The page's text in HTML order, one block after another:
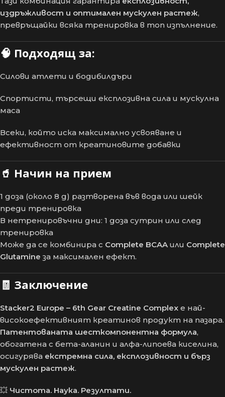
издръжливост и оптимален мускулен растеж,
превръщайки всяка тренировка в топ изпълнение.
🧠 Подходящ за:
Силови атлети и бодибилдъри
Спортисти, търсещи експлозивна сила и мускулна
маса
Всеки, който иска максимално усвояване и
ефективност от креатиновите добавки
🥤 Начин на прием
1 доза (около 8 g) разтворена във вода или шейк
преди тренировка
В нетренировъчни дни: 1 доза сутрин или след
тренировка
Може да се комбинира с Complete BCAA или Complete
Glutamine за максимален ефект.
🧾 Заключение
Stacker2 Europe – 6th Gear Creatine Complex е най-
високоефективният креатинов продукт на пазара.
Патентованата шесткомпонентна формула,
обогатена с бета-аланин и алфа-липоева киселина,
осигурява екстремна сила, експлозивност и бърз
мускулен растеж.
💥 Чистота. Наука. Резултати.